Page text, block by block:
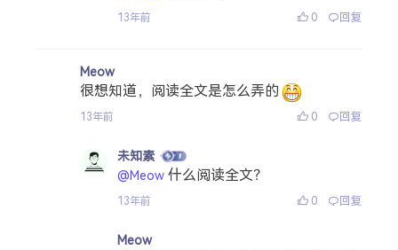
13年前 0 回复
Meow
很想知道，阅读全文是怎么弄的
13年前 0 回复
未知素
@Meow 什么阅读全文？
13年前 0 回复
Meow